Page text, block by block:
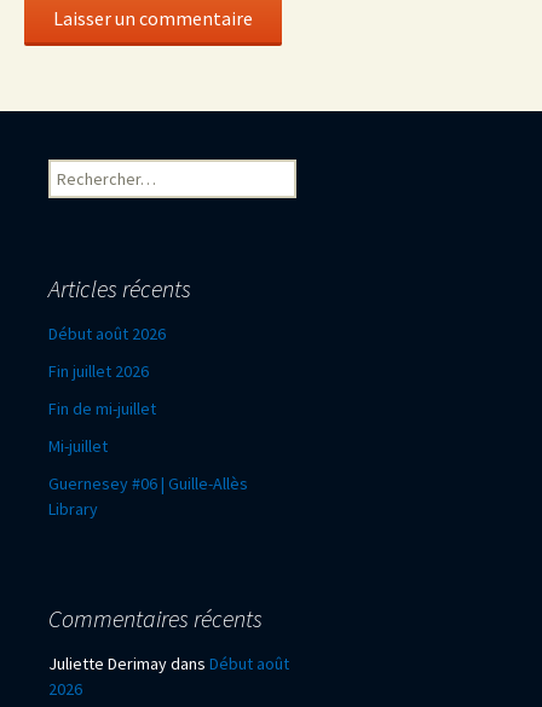
Rechercher :
Articles récents
Début août 2026
Fin juillet 2026
Fin de mi-juillet
Mi-juillet
Guernesey #06 | Guille-Allès
Library
Commentaires récents
Juliette Derimaydans Début août
2026